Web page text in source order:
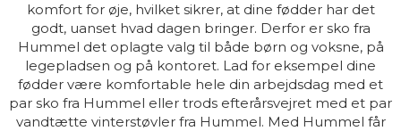
komfort for øje, hvilket sikrer, at dine fødder har det
godt, uanset hvad dagen bringer. Derfor er sko fra
Hummel det oplagte valg til både børn og voksne, på
legepladsen og på kontoret. Lad for eksempel dine
fødder være komfortable hele din arbejdsdag med et
par sko fra Hummel eller trods efterårsvejret med et par
vandtætte vinterstøvler fra Hummel. Med Hummel får